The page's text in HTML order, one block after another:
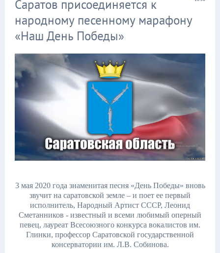
Саратов присоединяется к
народному песенному марафону
«Наш День Победы»
3 мая 2020 года знаменитая песня «День Победы» вновь
звучит на саратовской земле – и поет ее первый
исполнитель, Народный Артист СССР, Леонид
Сметанников - известный и всеми любимый оперный
певец, лауреат Всесоюзного конкурса вокалистов им.
Глинки, профессор Саратовской государственной
консерватории им. Л.В. Собинова.